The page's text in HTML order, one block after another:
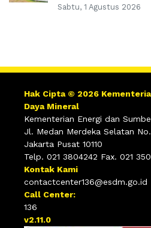
Sabtu, 1 Agustus 2026
Hak Cipta © 2026
Daya Mineral
Kementerian Energi dan
Jl. Medan Merdeka Selatan
Jakarta Pusat 10110
Telp. 021 3804242 Fax. 021
Kontak Kami
contactcenter136@esdm.go.id
Call Center:
136
v2.11.0